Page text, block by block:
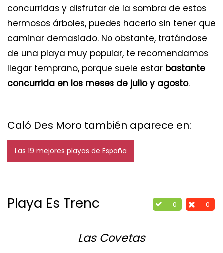
concurridas y disfrutar de la sombra de estos
hermosos árboles, puedes hacerlo sin tener que
caminar demasiado. No obstante, tratándose
de una playa muy popular, te recomendamos
llegar temprano, porque suele estar bastante
concurrida en los meses de julio y agosto.
Caló Des Moro también aparece en:
Las 19 mejores playas de España
0 0
Playa Es Trenc
Las Covetas